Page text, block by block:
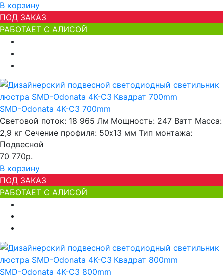
В корзину
ПОД ЗАКАЗ
РАБОТАЕТ С АЛИСОЙ
SMD-Odonata 4K-C3 700mm
Световой поток: 18 965 Лм Мощность: 247 Ватт Масса:
2,9 кг Сечение профиля: 50х13 мм Тип монтажа:
Подвесной
70 770р.
В корзину
ПОД ЗАКАЗ
РАБОТАЕТ С АЛИСОЙ
SMD-Odonata 4K-C3 800mm